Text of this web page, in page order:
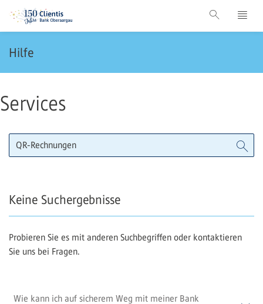
Hilfe
Services
Keine Suchergebnisse
Probieren Sie es mit anderen Suchbegriffen oder kontaktieren
Sie uns bei Fragen.
Wie kann ich auf sicherem Weg mit meiner Bank